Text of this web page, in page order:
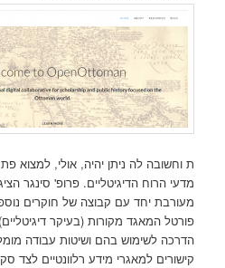
ת וחשובה לה ניתן יהיה, אולי, למצוא
מדעי הרוח הדיגיטליים. פרופ' סינגר
מעורבת יחד עם קבוצה של חוקרים
פורטל המאגד מקורות (בעיקר
הדרכה לשימוש בהם ושיטות עבודה
קישורים למאגרי מידע רלוונטיים לצד